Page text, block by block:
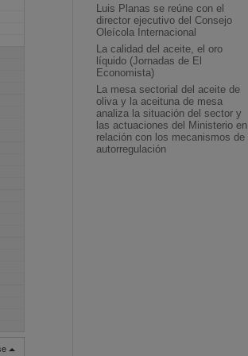
Luis Planas se reúne con el
director ejecutivo del Consejo
Oleícola Internacional
La calidad del aceite, el oro
líquido (Jornadas de El
Economista)
La mesa sectorial del aceite de
oliva y la aceituna de mesa
analiza la situación del sector y
las actuaciones del Ministerio en
relación con los mecanismos de
autorregulación